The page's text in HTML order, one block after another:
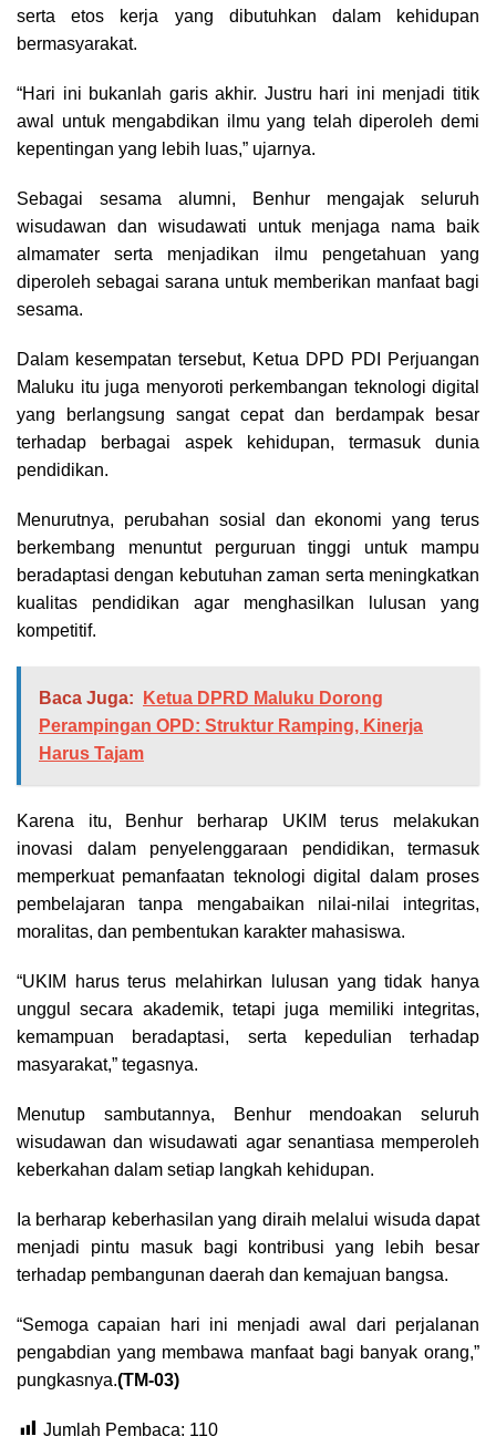
serta etos kerja yang dibutuhkan dalam kehidupan
bermasyarakat.
“Hari ini bukanlah garis akhir. Justru hari ini menjadi titik
awal untuk mengabdikan ilmu yang telah diperoleh demi
kepentingan yang lebih luas,” ujarnya.
Sebagai sesama alumni, Benhur mengajak seluruh
wisudawan dan wisudawati untuk menjaga nama baik
almamater serta menjadikan ilmu pengetahuan yang
diperoleh sebagai sarana untuk memberikan manfaat bagi
sesama.
Dalam kesempatan tersebut, Ketua DPD PDI Perjuangan
Maluku itu juga menyoroti perkembangan teknologi digital
yang berlangsung sangat cepat dan berdampak besar
terhadap berbagai aspek kehidupan, termasuk dunia
pendidikan.
Menurutnya, perubahan sosial dan ekonomi yang terus
berkembang menuntut perguruan tinggi untuk mampu
beradaptasi dengan kebutuhan zaman serta meningkatkan
kualitas pendidikan agar menghasilkan lulusan yang
kompetitif.
Baca Juga:
Ketua DPRD Maluku Dorong
Perampingan OPD: Struktur Ramping, Kinerja
Harus Tajam
Karena itu, Benhur berharap UKIM terus melakukan
inovasi dalam penyelenggaraan pendidikan, termasuk
memperkuat pemanfaatan teknologi digital dalam proses
pembelajaran tanpa mengabaikan nilai-nilai integritas,
moralitas, dan pembentukan karakter mahasiswa.
“UKIM harus terus melahirkan lulusan yang tidak hanya
unggul secara akademik, tetapi juga memiliki integritas,
kemampuan beradaptasi, serta kepedulian terhadap
masyarakat,” tegasnya.
Menutup sambutannya, Benhur mendoakan seluruh
wisudawan dan wisudawati agar senantiasa memperoleh
keberkahan dalam setiap langkah kehidupan.
Ia berharap keberhasilan yang diraih melalui wisuda dapat
menjadi pintu masuk bagi kontribusi yang lebih besar
terhadap pembangunan daerah dan kemajuan bangsa.
“Semoga capaian hari ini menjadi awal dari perjalanan
pengabdian yang membawa manfaat bagi banyak orang,”
pungkasnya.(TM-03)
Jumlah Pembaca: 110